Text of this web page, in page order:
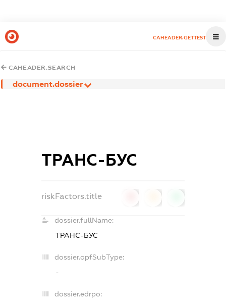
CAHEADER.GETTEST
CAHEADER.SEARCH
document.dossier
ТРАНС-БУС
riskFactors.title
dossier.fullName:
ТРАНС-БУС
dossier.opfSubType:
-
dossier.edrpo: